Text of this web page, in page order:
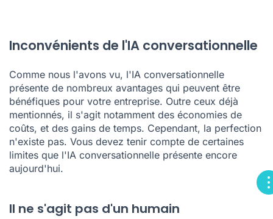
Inconvénients de l'IA conversationnelle
Comme nous l'avons vu, l'IA conversationnelle
présente de nombreux avantages qui peuvent être
bénéfiques pour votre entreprise. Outre ceux déjà
mentionnés, il s'agit notamment des économies de
coûts, et des gains de temps. Cependant, la perfection
n'existe pas. Vous devez tenir compte de certaines
limites que l'IA conversationnelle présente encore
aujourd'hui.
Il ne s'agit pas d'un humain